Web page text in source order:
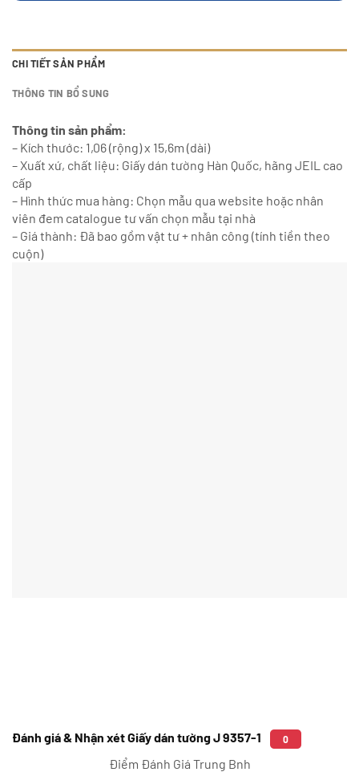
CHI TIẾT SẢN PHẨM
THÔNG TIN BỔ SUNG
Thông tin sản phẩm:
– Kích thước: 1,06 (rộng) x 15,6m (dài)
– Xuất xứ, chất liệu: Giấy dán tường Hàn Quốc, hãng JEIL cao
cấp
– Hình thức mua hàng: Chọn mẫu qua website hoặc nhân
viên đem catalogue tư vấn chọn mẫu tại nhà
– Giá thành: Đã bao gồm vật tư + nhân công (tính tiền theo
cuộn)
Đánh giá & Nhận xét Giấy dán tường J 9357-1 0
Điểm Đánh Giá Trung Bnh